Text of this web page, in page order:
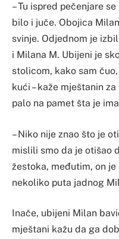
– Tu ispred pečenjare
bilo i juče. Obojica
svinje. Odjednom je
i Milana M. Ubijeni je
stolicom, kako sam
kući – kaže mještanin
palo na pamet šta je
– Niko nije znao što je
mislili smo da je otišao
žestoka, međutim, on
nekoliko puta jadnog
Inače, ubijeni Milan
mještani kažu da ga